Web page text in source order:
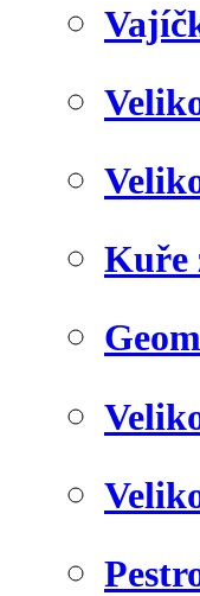
Kuře